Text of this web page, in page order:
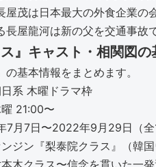
屋茂は日本最大の外食企業の
長屋龍河は新の父を交通事故
ス』キャスト・相関図
の基本情報をまとめます。
系 木曜ドラマ枠
21:00〜
7月7日〜2022年9月29日（全
ジン『梨泰院クラス』（韓国
木クラス〜信念を貫いた一